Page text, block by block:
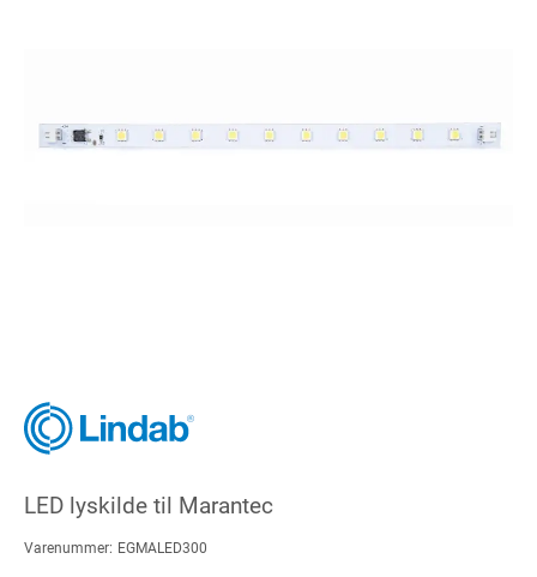
LED lyskilde til Marantec
Varenummer: EGMALED300